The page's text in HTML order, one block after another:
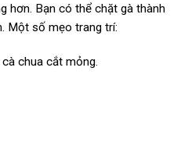
hơn. Bạn có thể chặt gà thành
Một số mẹo trang trí:
chua cắt mỏng.